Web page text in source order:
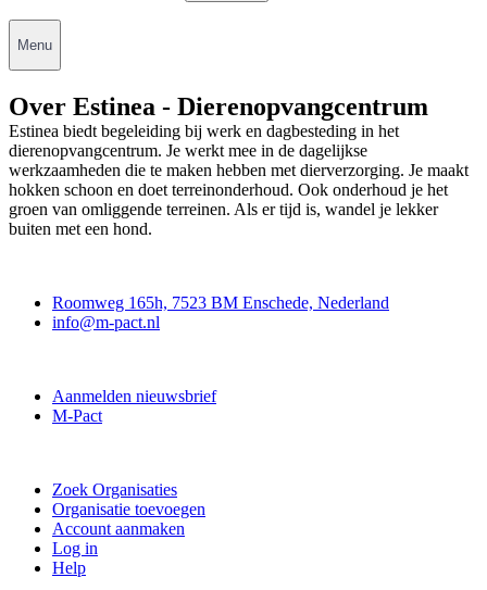
Menu
Over Estinea - Dierenopvangcentrum
Estinea biedt begeleiding bij werk en dagbesteding in het
dierenopvangcentrum. Je werkt mee in de dagelijkse
werkzaamheden die te maken hebben met dierverzorging. Je maakt
hokken schoon en doet terreinonderhoud. Ook onderhoud je het
groen van omliggende terreinen. Als er tijd is, wandel je lekker
buiten met een hond.
Roomweg 165h, 7523 BM Enschede, Nederland
info@m-pact.nl
Aanmelden nieuwsbrief
M-Pact
Zoek Organisaties
Organisatie toevoegen
Account aanmaken
Log in
Help